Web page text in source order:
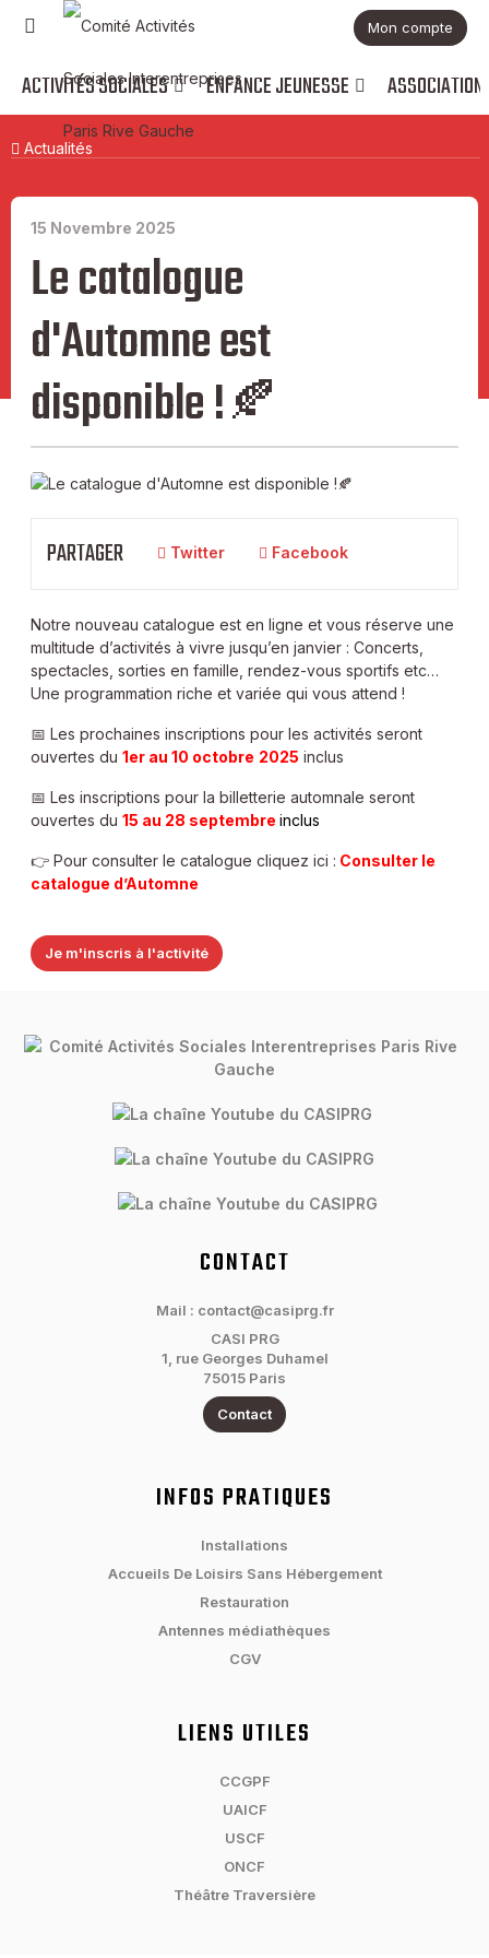
Mon compte
ACTIVITÉS SOCIALES ENFANCE JEUNESSE
Actualités
15 Novembre 2025
Le catalogue
d'Automne est
disponible !🍂
PARTAGER Twitter Facebook
Notre nouveau catalogue est en ligne et vous réserve une
multitude d’activités à vivre jusqu’en janvier : Concerts,
spectacles, sorties en famille, rendez-vous sportifs etc…
Une programmation riche et variée qui vous attend !
📅 Les prochaines inscriptions pour les activités seront
ouvertes du 1er au 10 octobre 2025 inclus
📅 Les inscriptions pour la billetterie automnale seront
ouvertes du 15 au 28 septembre inclus
👉 Pour consulter le catalogue cliquez ici : Consulter le
catalogue d’Automne
Je m'inscris à l'activité
CONTACT
Mail : contact@casiprg.fr
CASI PRG
1, rue Georges Duhamel
75015 Paris
Contact
INFOS PRATIQUES
Installations
Accueils De Loisirs Sans Hébergement
Restauration
Antennes médiathèques
CGV
LIENS UTILES
CCGPF
UAICF
USCF
ONCF
Théâtre Traversière